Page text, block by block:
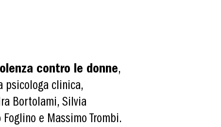
contro le donne,
psicologa clinica,
Bortolami, Silvia
e Massimo Trombi.